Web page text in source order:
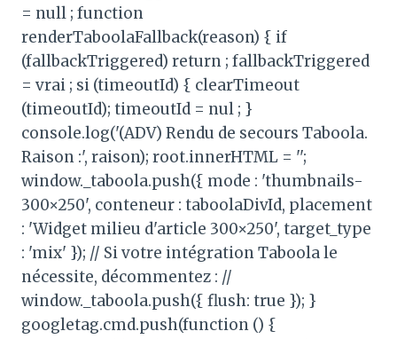
= null ; function
renderTaboolaFallback(reason) { if
(fallbackTriggered) return ; fallbackTriggered
= vrai ; si (timeoutId) { clearTimeout
(timeoutId); timeoutId = nul ; }
console.log('(ADV) Rendu de secours Taboola.
Raison :', raison); root.innerHTML = '';
window._taboola.push({ mode : 'thumbnails-
300×250', conteneur : taboolaDivId, placement
: 'Widget milieu d'article 300×250', target_type
: 'mix' }); // Si votre intégration Taboola le
nécessite, décommentez : //
window._taboola.push({ flush: true }); }
googletag.cmd.push(function () {